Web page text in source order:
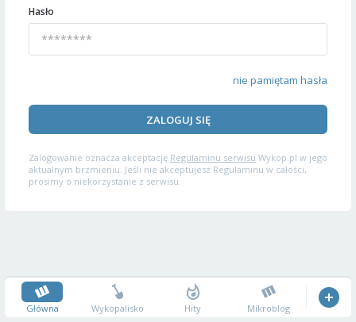
Hasło
nie pamiętam hasła
ZALOGUJ SIĘ
Zalogowanie oznacza akceptację Regulaminu serwisu Wykop.pl w jego
aktualnym brzmieniu. Jeśli nie akceptujesz Regulaminu w całości,
prosimy o niekorzystanie z serwisu.
Główna Wykopalisko Hity Mikroblog